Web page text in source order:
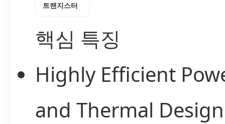
트랜지스터
핵심 특징
Highly Efficient
and Thermal